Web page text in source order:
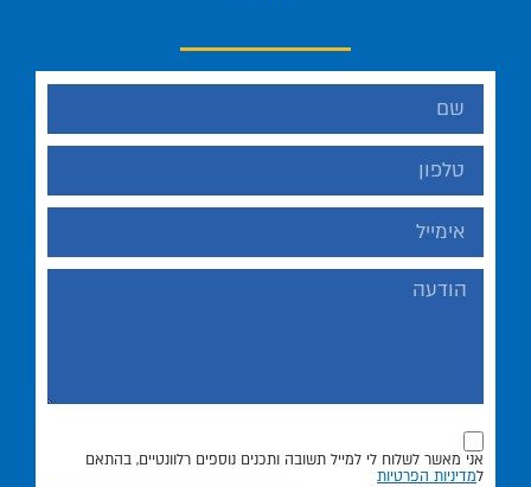
אני מאשר לשלוח לי למייל תשובה ותכנים נוספים רלוונטיים, בהתאם
למדיניות הפרטיות